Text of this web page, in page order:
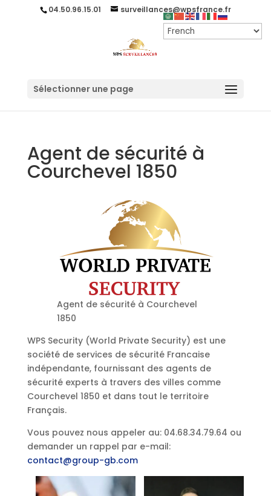
04.50.96.15.01 surveillances@wpsfrance.fr
Sélectionner une page
Agent de sécurité à
Courchevel 1850
Agent de sécurité à Courchevel
1850
WPS Security (World Private Security) est une
société de services de sécurité Francaise
indépendante, fournissant des agents de
sécurité experts à travers des villes comme
Courchevel 1850 et dans tout le territoire
Français.
Vous pouvez nous appeler au: 04.68.34.79.64 ou
demander un rappel par e-mail:
contact@group-gb.com